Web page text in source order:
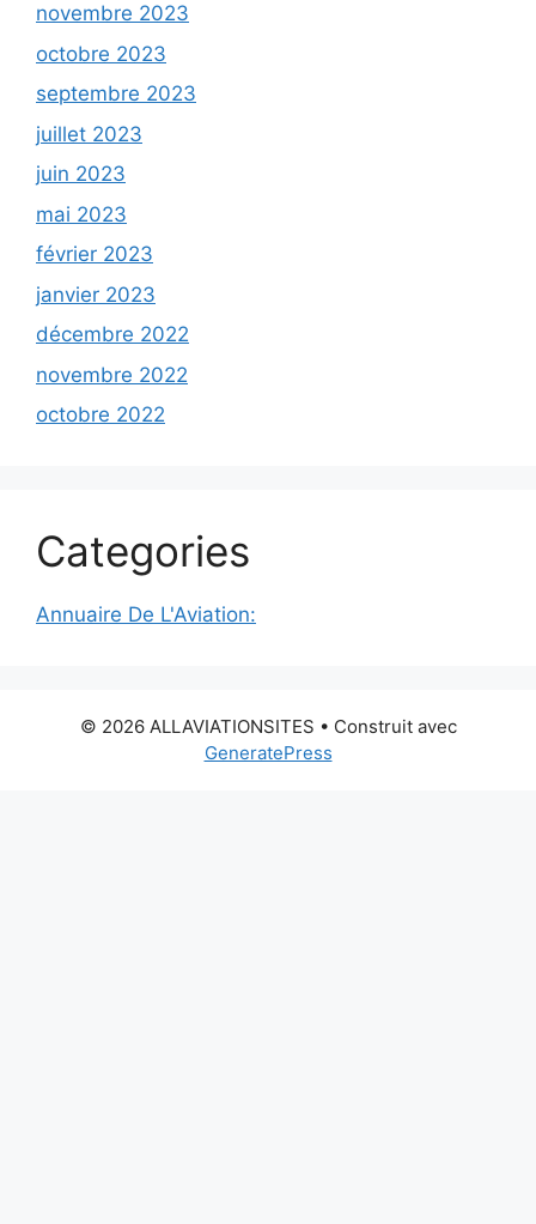
novembre 2023
octobre 2023
septembre 2023
juillet 2023
juin 2023
mai 2023
février 2023
janvier 2023
décembre 2022
novembre 2022
octobre 2022
Categories
Annuaire De L'Aviation:
© 2026 ALLAVIATIONSITES • Construit avec
GeneratePress